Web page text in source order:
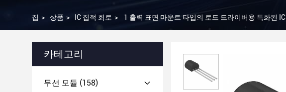
집 > 상품 > IC 집적 회로 > 1 출력 표면 마운트 타입의 로드 드라이버용 특화된 IC
카테고리
무선 모듈 (158)